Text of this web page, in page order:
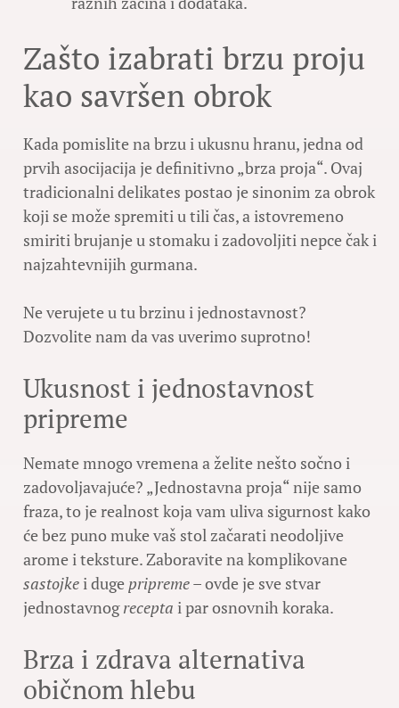
Zašto izabrati brzu proju
kao savršen obrok
Kada pomislite na brzu i ukusnu hranu, jedna od
prvih asocijacija je definitivno „brza proja“. Ovaj
tradicionalni delikates postao je sinonim za obrok
koji se može spremiti u tili čas, a istovremeno
smiriti brujanje u stomaku i zadovoljiti nepce čak i
najzahtevnijih gurmana.
Ne verujete u tu brzinu i jednostavnost?
Dozvolite nam da vas uverimo suprotno!
Ukusnost i jednostavnost
pripreme
Nemate mnogo vremena a želite nešto sočno i
zadovoljavajuće? „Jednostavna proja“ nije samo
fraza, to je realnost koja vam uliva sigurnost kako
će bez puno muke vaš stol začarati neodoljive
arome i teksture. Zaboravite na komplikovane
sastojkei duge pripreme– ovde je sve stvar
jednostavnogrecepta i par osnovnih koraka.
Brza i zdrava alternativa
običnom hlebu